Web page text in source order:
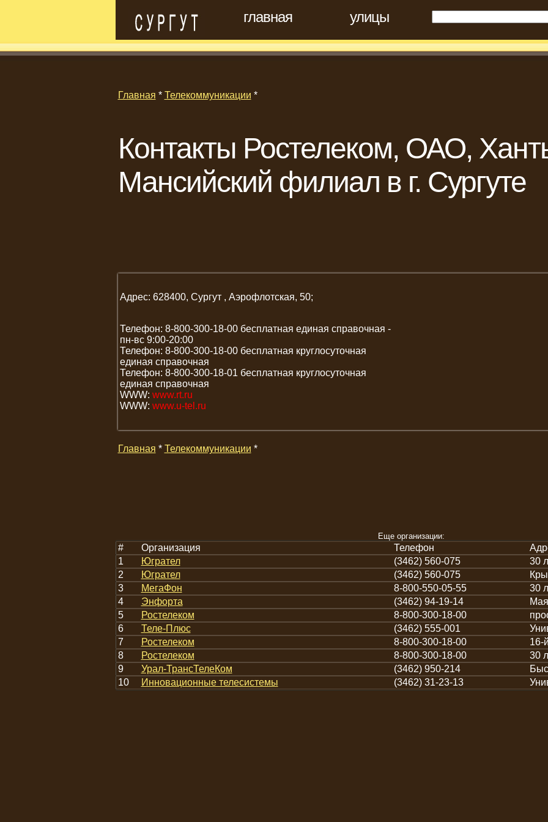
главная улицы
Главная * Телекоммуникации *
Контакты Ростелеком, ОАО,
Мансийский филиал в г. Сургуте
Адрес: 628400, Сургут , Аэрофлотская, 50;
Телефон: 8-800-300-18-00 бесплатная единая справочная -
пн-вс 9:00-20:00
Телефон: 8-800-300-18-00 бесплатная круглосуточная
единая справочная
Телефон: 8-800-300-18-01 бесплатная круглосуточная
единая справочная
WWW: www.rt.ru
WWW: www.u-tel.ru
Главная * Телекоммуникации *
Еще организации:
# Организация Телефон
1
Югрател (3462) 560-075
30
2
Югрател (3462) 560-075
3
МегаФон 8-800-550-05-55
30
4
Энфорта (3462) 94-19-14
5
Ростелеком 8-800-300-18-00
6
Теле-Плюс (3462) 555-001
7
Ростелеком 8-800-300-18-00
16-
8
Ростелеком 8-800-300-18-00
30
9
Урал-ТрансТелеКом (3462) 950-214
10
Инновационные телесистемы (3462) 31-23-13